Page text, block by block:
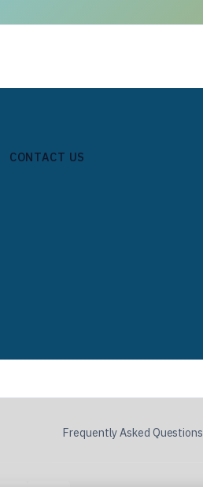
CONTACT US
Frequently Asked Questions